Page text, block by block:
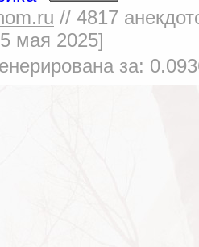
// 4817
мая 2025]
за: